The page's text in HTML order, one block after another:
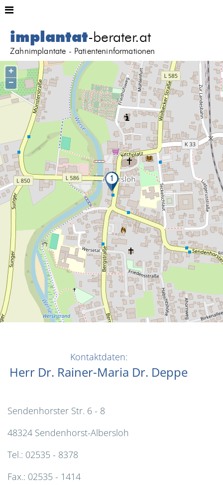
implantat-berater.at
Zahnimplantate - Patienteninformationen
+
−
Kontaktdaten:
Herr Dr. Rainer-Maria Dr. Deppe
Sendenhorster Str. 6 - 8
48324 Sendenhorst-Albersloh
Tel.: 02535 - 8378
Fax.: 02535 - 1414